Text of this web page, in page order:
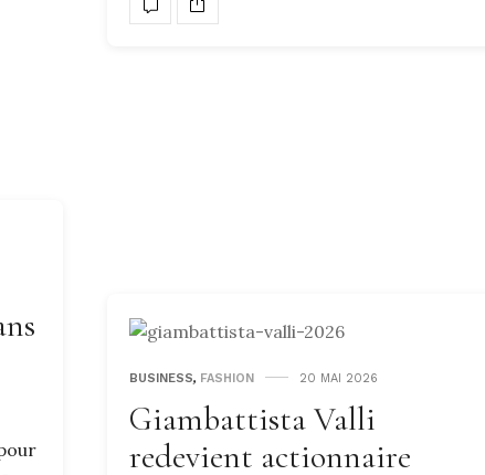
BUSINESS, FASHION 20 MAI 2026
Giambattista Valli
redevient actionnaire